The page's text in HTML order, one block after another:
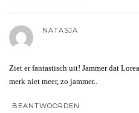
NATASJA
Ziet er fantastisch uit! Jammer dat
merk niet meer, zo jammer..
BEANTWOORDEN